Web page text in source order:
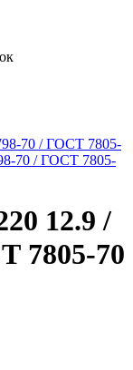
70 / ГОСТ 7805-
70 / ГОСТ 7805-
12.9 /
7805-70